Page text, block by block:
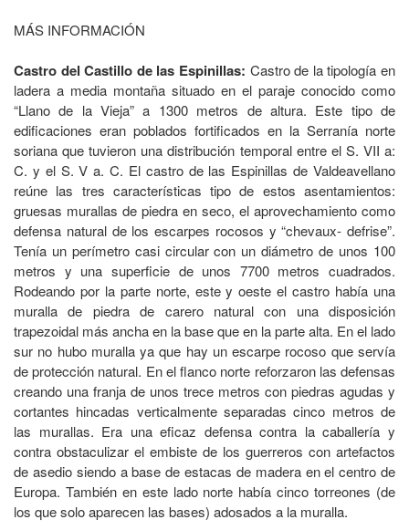
MÁS INFORMACIÓN
Castro del Castillo de las Espinillas: Castro de la tipología en
ladera a media montaña situado en el paraje conocido como
“Llano de la Vieja” a 1300 metros de altura. Este tipo de
edificaciones eran poblados fortificados en la Serranía norte
soriana que tuvieron una distribución temporal entre el S. VII a:
C. y el S. V a. C. El castro de las Espinillas de Valdeavellano
reúne las tres características tipo de estos asentamientos:
gruesas murallas de piedra en seco, el aprovechamiento como
defensa natural de los escarpes rocosos y “chevaux- defrise”.
Tenía un perímetro casi circular con un diámetro de unos 100
metros y una superficie de unos 7700 metros cuadrados.
Rodeando por la parte norte, este y oeste el castro había una
muralla de piedra de carero natural con una disposición
trapezoidal más ancha en la base que en la parte alta. En el lado
sur no hubo muralla ya que hay un escarpe rocoso que servía
de protección natural. En el flanco norte reforzaron las defensas
creando una franja de unos trece metros con piedras agudas y
cortantes hincadas verticalmente separadas cinco metros de
las murallas. Era una eficaz defensa contra la caballería y
contra obstaculizar el embiste de los guerreros con artefactos
de asedio siendo a base de estacas de madera en el centro de
Europa. También en este lado norte había cinco torreones (de
los que solo aparecen las bases) adosados a la muralla.